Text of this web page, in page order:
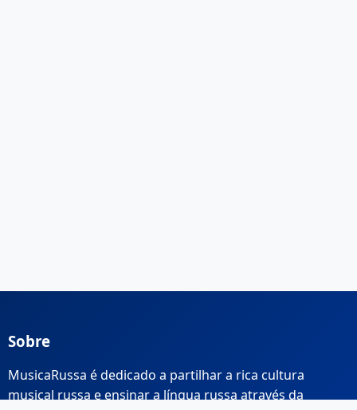
Sobre
MusicaRussa é dedicado a partilhar a rica cultura
musical russa e ensinar a língua russa através da